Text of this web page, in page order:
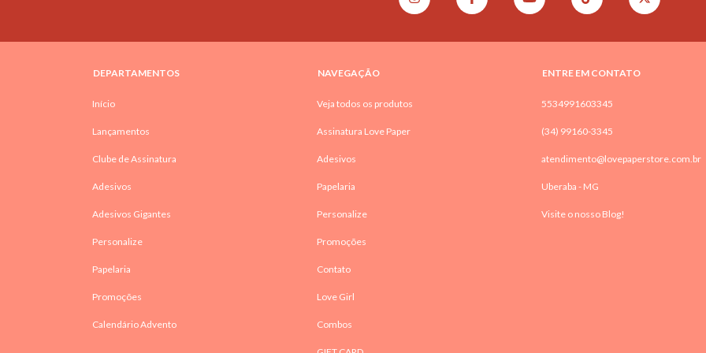
DEPARTAMENTOS
Início
Lançamentos
Clube de Assinatura
Adesivos
Adesivos Gigantes
Personalize
Papelaria
Promoções
Calendário Advento
NAVEGAÇÃO
Veja todos os produtos
Assinatura Love Paper
Adesivos
Papelaria
Personalize
Promoções
Contato
Love Girl
Combos
ENTRE EM CONTATO
5534991603345
(34) 99160-3345
atendimento@lovepaperstore.com.br
Uberaba - MG
Visite o nosso Blog!